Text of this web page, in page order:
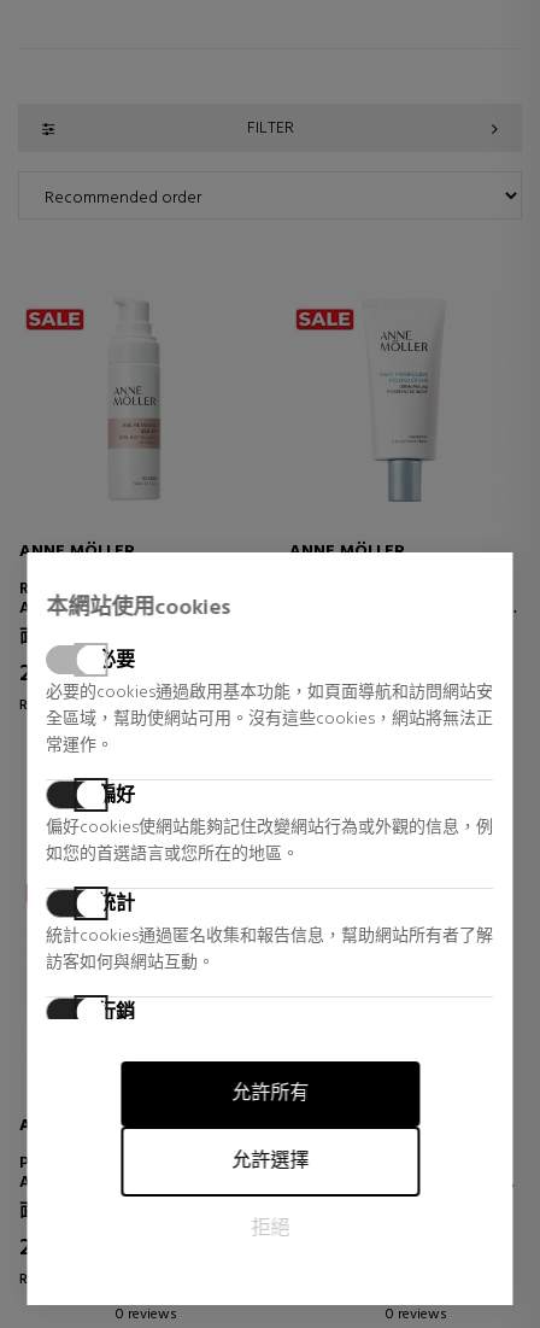
本網站使用cookies
必要
必要的cookies通過啟用基本功能，如頁面導航和訪問網站安
全區域，幫助使網站可用。沒有這些cookies，網站將無法正
常運作。
偏好
偏好cookies使網站能夠記住改變網站行為或外觀的信息，例
如您的首選語言或您所在的地區。
統計
統計cookies通過匿名收集和報告信息，幫助網站所有者了解
訪客如何與網站互動。
行銷
別用戶具有相關性和吸引力的廣告，從而對發布者和第三方
允許所有
允許選擇
拒絕
FILTER
ANNE MÖLLER
ROSÂGE SERUM
ANTI-AGING RENEWAL
TREATMENT
面部皮肤护理
28,01 € 53% DTO.
Regular price 58,97 €
ANNE MÖLLER
PROGRESSIVE PEELING CREAM
24,48 €
Regular price 51,54 €
ANNE MÖLLER
PERFECTIA SUPER SERUM
ANTI-DARK SPOT SERUM
面部皮肤护理
26,24 €
Regular price 55,25 €
0 reviews
ANNE MÖLLER
HYDRA BOOST FILLER SERUM
ULTRA MOISTURIZING SERUM
FILLER EFFECT
0 reviews